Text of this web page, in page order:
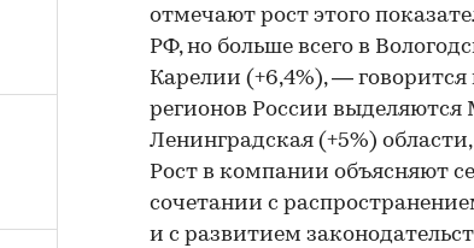
отмечают рост этого
РФ, но больше всего в
Карелии (+6,4%), —
регионов России выделяются
Ленинградская (+5%)
Рост в компании объясняют
сочетании с
и с развитием